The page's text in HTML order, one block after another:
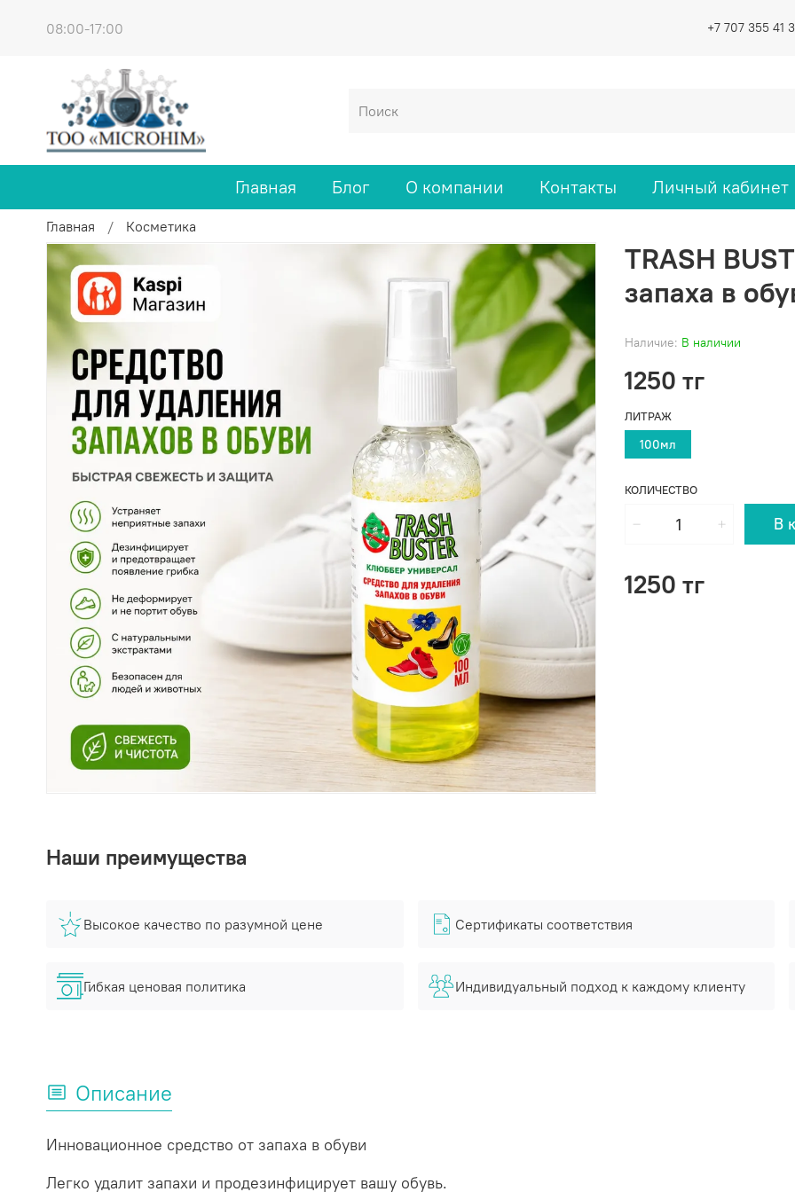
08:00-17:00 +7 707 355 41
Главная Блог О компании Контакты Личный кабинет
Главная Косметика
Наличие: В наличии
TRASH
запаха в
1250 тг
КОЛИЧЕСТВО
В
1250 тг
ЛИТРАЖ
100мл
Наши преимущества
Высокое качество по разумной цене
Гибкая ценовая политика
Сертификаты соответствия
Индивидуальный подход к каждому клиенту
Описание
Инновационное средство от запаха в обуви
Легко удалит запахи и продезинфицирует вашу обувь.